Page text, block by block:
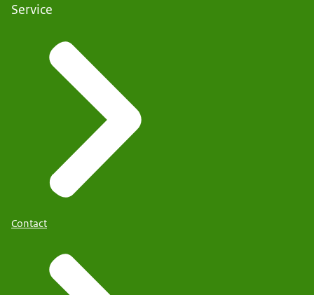
Service
Contact